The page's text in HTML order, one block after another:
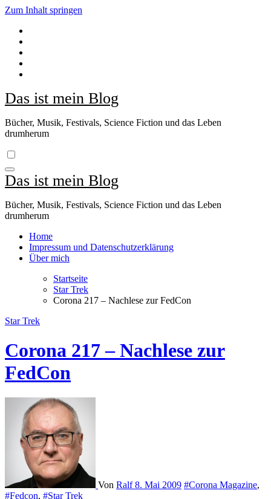
Zum Inhalt springen
Das ist mein Blog
Bücher, Musik, Festivals, Science Fiction und das Leben
drumherum
Das ist mein Blog
Bücher, Musik, Festivals, Science Fiction und das Leben
drumherum
Home
Impressum und Datenschutzerklärung
Über mich
Startseite
Star Trek
Corona 217 – Nachlese zur FedCon
Star Trek
Corona 217 – Nachlese zur
FedCon
Von Ralf8. Mai 2009 #Corona Magazine,
#Fedcon, #Star Trek